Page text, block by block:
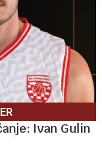
Ivan Gulin